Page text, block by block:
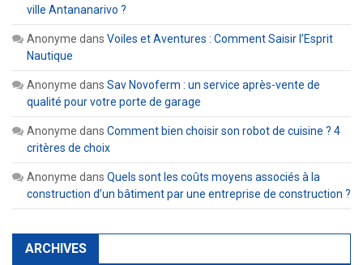
ville Antananarivo ?
Anonyme dans Voiles et Aventures : Comment Saisir l’Esprit
Nautique
Anonyme dans Sav Novoferm : un service après-vente de
qualité pour votre porte de garage
Anonyme dans Comment bien choisir son robot de cuisine ? 4
critères de choix
Anonyme dans Quels sont les coûts moyens associés à la
construction d’un bâtiment par une entreprise de construction ?
ARCHIVES